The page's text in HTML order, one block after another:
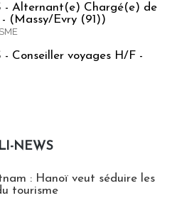
- Alternant(e) Chargé(e) de
- (Massy/Evry (91))
- Conseiller voyages H/F -
NEWS
: Hanoï veut séduire les
tourisme